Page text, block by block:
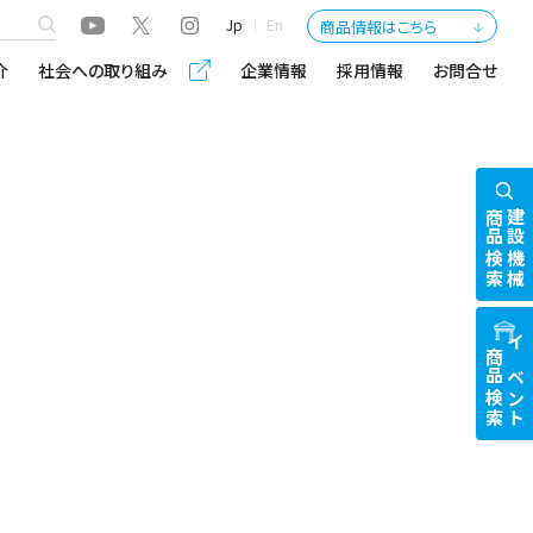
Jp En 商品情報はこちら
社会への取り組み 企業情報 採用情報 お問合せ
建設機械
商品検索
イベント
商品検索